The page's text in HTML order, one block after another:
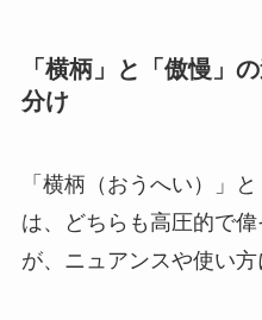
「横柄」と「傲慢」
分け
「横柄（おうへい）」
は、どちらも高圧的で
が、ニュアンスや使い方